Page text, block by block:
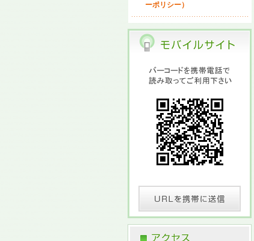
ーポリシー）